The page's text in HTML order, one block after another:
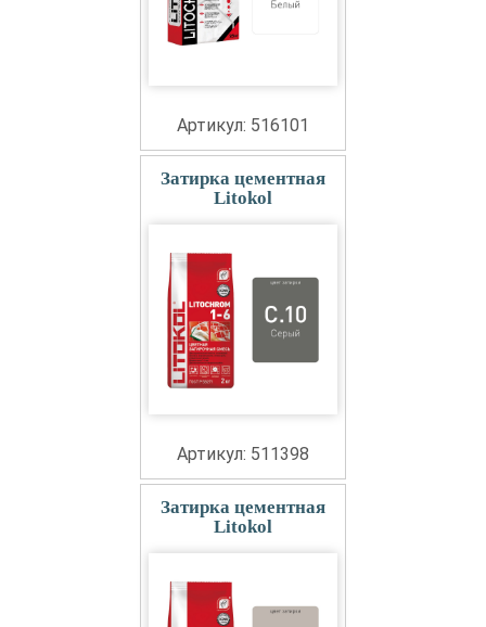
Артикул: 516101
Затирка цементная
Litokol
Артикул: 511398
Затирка цементная
Litokol